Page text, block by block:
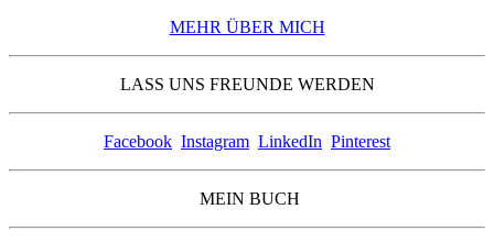
MEHR ÜBER MICH
LASS UNS FREUNDE WERDEN
Facebook Instagram LinkedIn Pinterest
MEIN BUCH